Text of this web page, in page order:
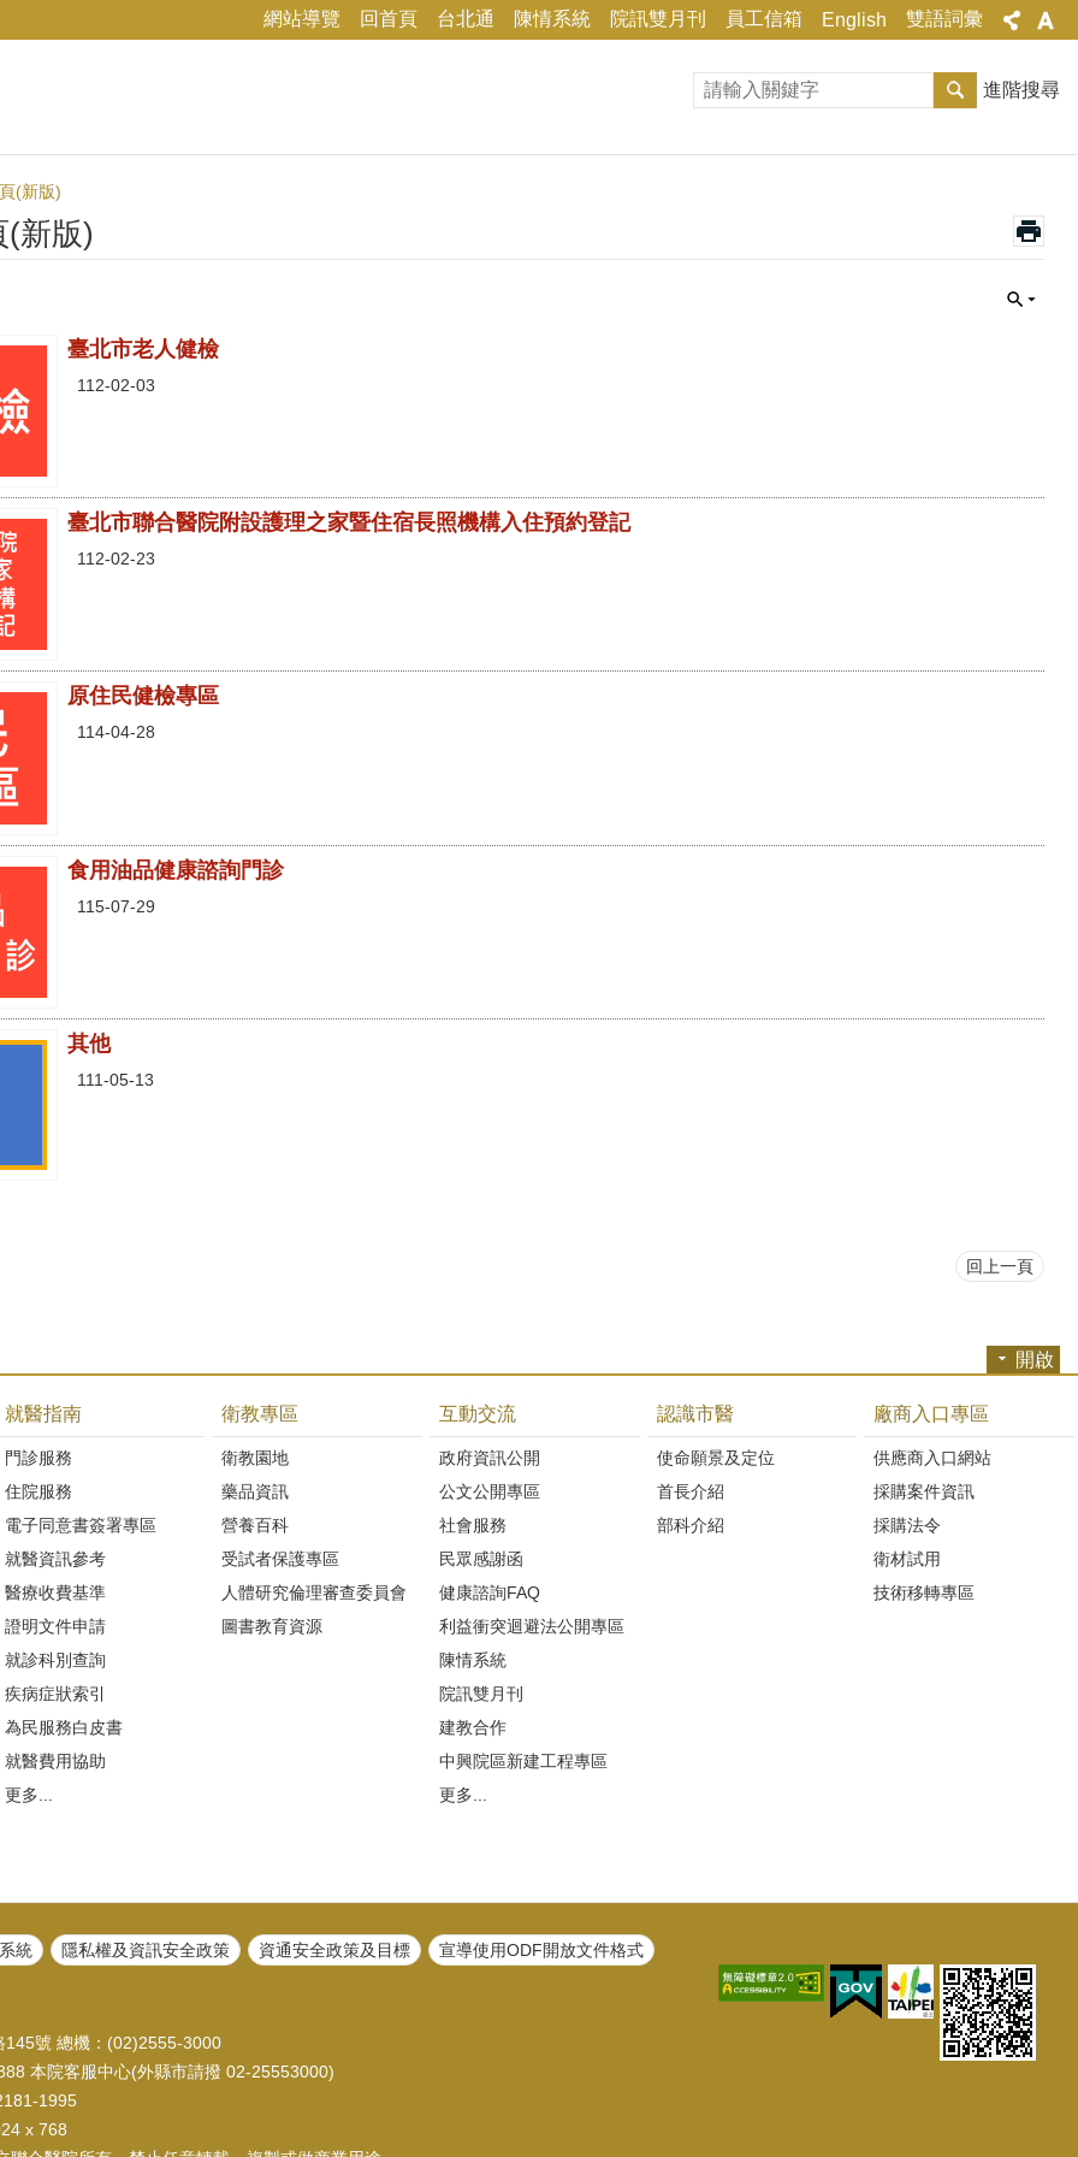
網站導覽 回首頁 台北通 陳情系統 院訊雙月刊 員工信箱 English 雙語詞彙
進階搜尋
(新版)
(新版)
臺北市老人健檢
112-02-03
臺北市聯合醫院附設護理之家暨住宿長照機構入住預約登記
112-02-23
原住民健檢專區
114-04-28
食用油品健康諮詢門診
115-07-29
其他
111-05-13
回上一頁
開啟
就醫指南
門診服務
住院服務
電子同意書簽署專區
就醫資訊參考
醫療收費基準
證明文件申請
就診科別查詢
疾病症狀索引
為民服務白皮書
就醫費用協助
更多...
衛教專區
衛教園地
藥品資訊
營養百科
受試者保護專區
人體研究倫理審查委員會
圖書教育資源
互動交流
政府資訊公開
公文公開專區
社會服務
民眾感謝函
健康諮詢FAQ
利益衝突迴避法公開專區
陳情系統
院訊雙月刊
建教合作
中興院區新建工程專區
更多...
認識市醫
使命願景及定位
首長介紹
部科介紹
廠商入口專區
供應商入口網站
採購案件資訊
採購法令
衛材試用
技術移轉專區
統 隱私權及資訊安全政策 資通安全政策及目標 宣導使用ODF開放文件格式
號 總機：(02)2555-3000
本院客服中心(外縣市請撥 02-25553000)
1995
x 768